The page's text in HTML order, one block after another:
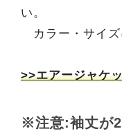
い。
カラー・サイズ
>>エアージャケ
※注意:袖丈が